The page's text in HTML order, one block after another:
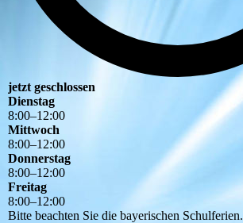
jetzt geschlossen
Dienstag
8:00–12:00
Mittwoch
8:00–12:00
Donnerstag
8:00–12:00
Freitag
8:00–12:00
Bitte beachten Sie die bayerischen Schulferien.